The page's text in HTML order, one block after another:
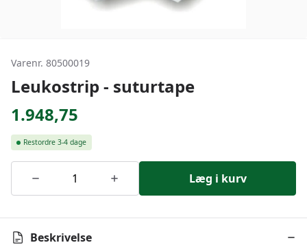
Varenr. 80500019
Leukostrip - suturtape
1.948,75
Restordre 3-4 dage
Læg i kurv
Beskrivelse